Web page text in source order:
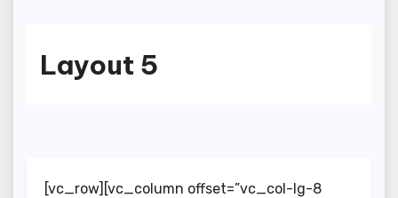
Layout 5
[vc_row][vc_column offset=”vc_col-lg-8